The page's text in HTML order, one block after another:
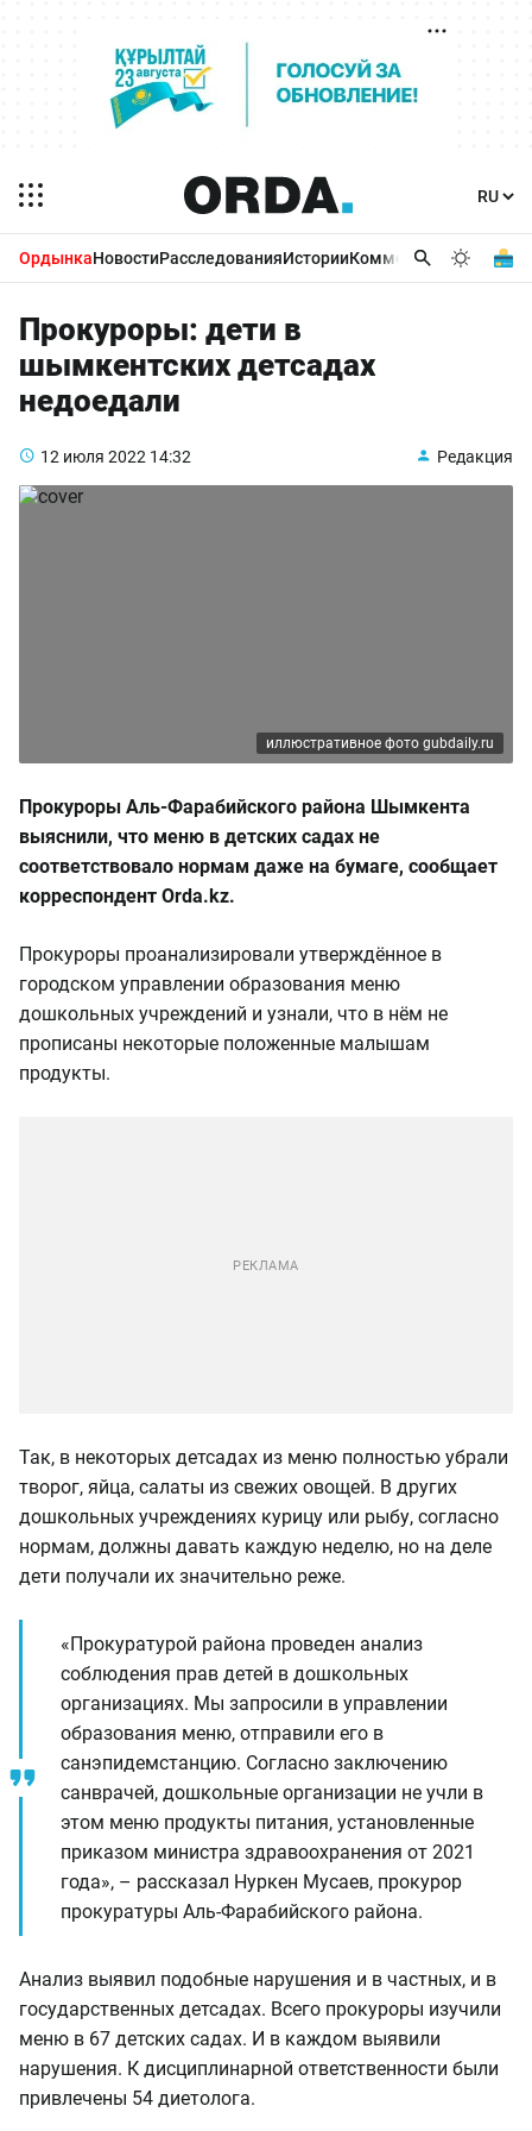
ОрдынкаНовостиРасследованияИсторииКомментарииБизнес
Прокуроры: дети в
шымкентских детсадах
недоедали
12 июля 2022 14:32 Редакция
иллюстративное фото gubdaily.ru
Прокуроры Аль-Фарабийского района Шымкента
выяснили, что меню в детских садах не
соответствовало нормам даже на бумаге, сообщает
корреспондент Orda.kz.
Прокуроры проанализировали утверждённое в
городском управлении образования меню
дошкольных учреждений и узнали, что в нём не
прописаны некоторые положенные малышам
продукты.
Так, в некоторых детсадах из меню полностью убрали
творог, яйца, салаты из свежих овощей. В других
дошкольных учреждениях курицу или рыбу, согласно
нормам, должны давать каждую неделю, но на деле
дети получали их значительно реже.
«Прокуратурой района проведен анализ
соблюдения прав детей в дошкольных
организациях. Мы запросили в управлении
образования меню, отправили его в
санэпидемстанцию. Согласно заключению
санврачей, дошкольные организации не учли в
этом меню продукты питания, установленные
приказом министра здравоохранения от 2021
года», – рассказал Нуркен Мусаев, прокурор
прокуратуры Аль-Фарабийского района.
Анализ выявил подобные нарушения и в частных, и в
государственных детсадах. Всего прокуроры изучили
меню в 67 детских садах. И в каждом выявили
нарушения. К дисциплинарной ответственности были
привлечены 54 диетолога.